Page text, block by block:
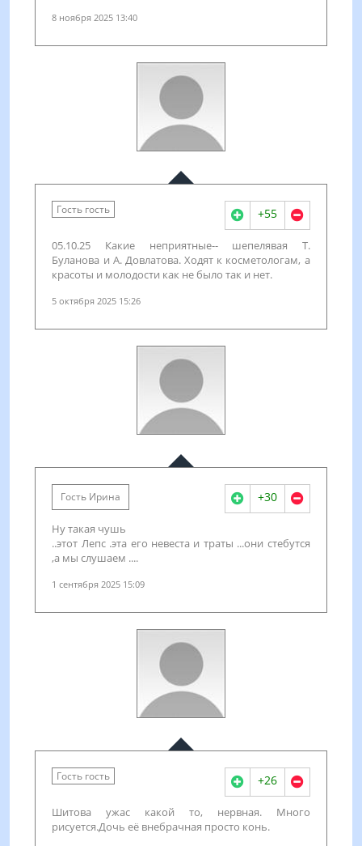
8 ноября 2025 13:40
Гость гость +55
05.10.25 Какие неприятные-- шепелявая Т.
Буланова и А. Довлатова. Ходят к косметологам, а
красоты и молодости как не было так и нет.
5 октября 2025 15:26
Гость Ирина +30
Ну такая чушь
..этот Лепс .эта его невеста и траты ...они стебутся
,а мы слушаем ....
1 сентября 2025 15:09
Гость гость +26
Шитова ужас какой то, нервная. Много
рисуется.Дочь её внебрачная просто конь.